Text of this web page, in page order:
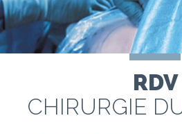
RDV
CHIRURGIE